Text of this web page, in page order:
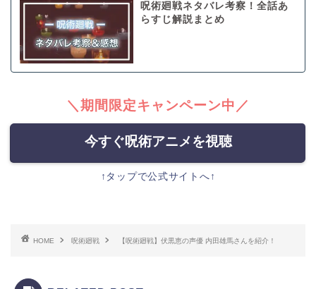
呪術廻戦ネタバレ考察！全話あ
らすじ解説まとめ
＼期間限定キャンペーン中／
今すぐ呪術アニメを視聴
↑タップで公式サイトへ↑
HOME 呪術廻戦 【呪術廻戦】伏黒恵の声優 内田雄馬さんを紹介！